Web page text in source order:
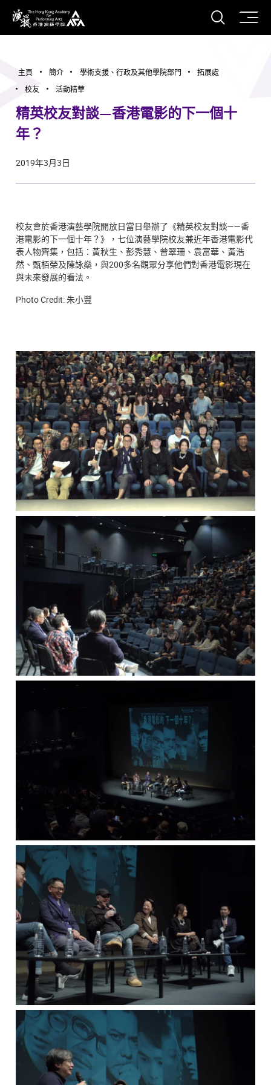
香港演藝學院
打開
主頁 簡介 學術支援、行政及其他學院部門
拓展處
校友
活動精華
精英校友對談—香港電影的下一個十
年？
2019年3月3日
校友會於香港演藝學院開放日當日舉辦了《精英校友對談——香
港電影的下一個十年？》，七位演藝學院校友兼近年香港電影代
表人物齊集，包括：黃秋生、彭秀慧、曾翠珊、袁富華、黃浩
然、甄栢榮及陳詠燊，與200多名觀眾分享他們對香港電影現在
與未來發展的看法。
Photo Credit: 朱小豐